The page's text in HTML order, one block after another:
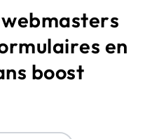
en
boost